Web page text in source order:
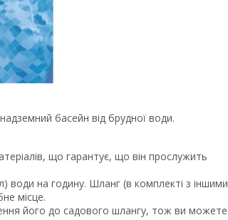
басейн від брудної води.
що гарантує, що він прослужить
води на годину. Шланг (в комплекті з іншими
місце.
його до садового шлангу, тож ви можете